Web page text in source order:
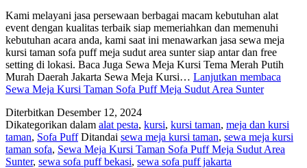
Kami melayani jasa persewaan berbagai macam kebutuhan alat
event dengan kualitas terbaik siap memeriahkan dan memenuhi
kebutuhan acara anda, kami saat ini menawarkan jasa sewa meja
kursi taman sofa puff meja sudut area sunter siap antar dan free
setting di lokasi. Baca Juga Sewa Meja Kursi Tema Merah Putih
Murah Daerah Jakarta Sewa Meja Kursi… Lanjutkan membaca
Sewa Meja Kursi Taman Sofa Puff Meja Sudut Area Sunter
Diterbitkan Desember 12, 2024
Dikategorikan dalam alat pesta, kursi, kursi taman, meja dan kursi
taman, Sofa Puff Ditandai sewa meja kursi taman, sewa meja kursi
taman sofa, Sewa Meja Kursi Taman Sofa Puff Meja Sudut Area
Sunter, sewa sofa puff bekasi, sewa sofa puff jakarta